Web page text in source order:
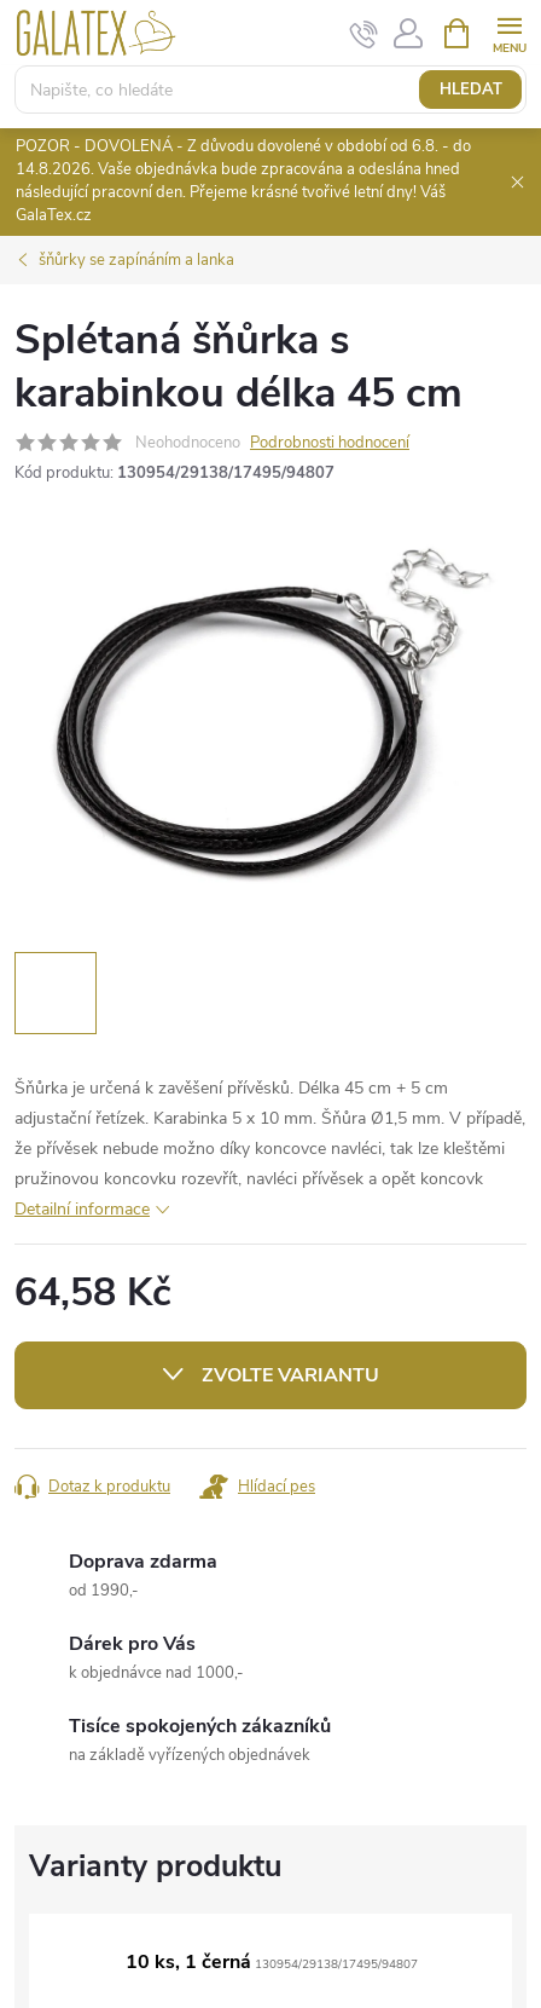
Přejít
obsah
HLEDAT
NÁKUPNÍ
KOŠÍK
POZOR - DOVOLENÁ - Z důvodu dovolené v období od 6.8. - do
14.8.2026. Vaše objednávka bude zpracována a odeslána hned
následující pracovní den. Přejeme krásné tvořivé letní dny! Váš
GalaTex.cz
šňůrky se zapínáním a lanka
Splétaná šňůrka s
karabinkou délka 45 cm
Neohodnoceno Podrobnosti hodnocení
Kód produktu: 130954/29138/17495/94807
Šňůrka je určená k zavěšení přívěsků. Délka 45 cm + 5 cm
adjustační řetízek. Karabinka 5 x 10 mm. Šňůra Ø1,5 mm. V případě,
že přívěsek nebude možno díky koncovce navléci, tak lze kleštěmi
pružinovou koncovku rozevřít, navléci přívěsek a opět koncovk
Detailní informace
64,58 Kč
cena:
ZVOLTE VARIANTU
Dotaz k produktu Hlídací pes
Doprava zdarma
od 1990,-
Dárek pro Vás
k objednávce nad 1000,-
Tisíce spokojených zákazníků
na základě vyřízených objednávek
10 ks, 1 černá 130954/29138/17495/94807